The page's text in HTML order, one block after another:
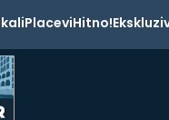
PlaceviHitno!